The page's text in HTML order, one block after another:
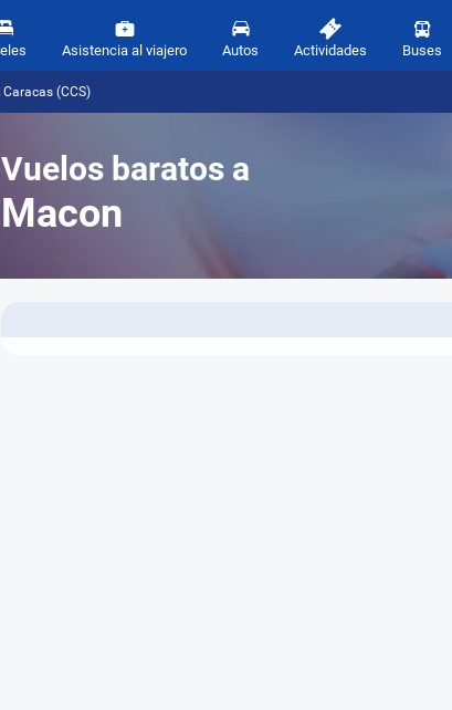
Asistencia al viajero Autos Actividades Buses
(CCS)
Vuelos baratos a
Macon